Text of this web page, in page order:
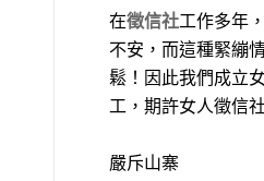
在徵信社工作多年
不安，而這種緊繃
鬆！因此我們成立
工，期許女人徵信
嚴斥山寨